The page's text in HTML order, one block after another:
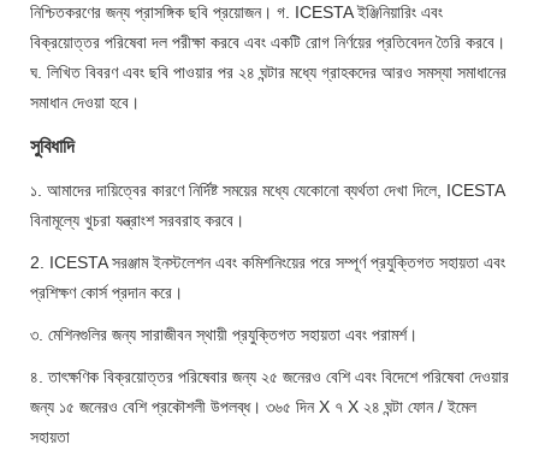
নিশ্চিতকরণের জন্য প্রাসঙ্গিক ছবি প্রয়োজন। গ. ICESTA ইঞ্জিনিয়ারিং এবং
বিক্রয়োত্তর পরিষেবা দল পরীক্ষা করবে এবং একটি রোগ নির্ণয়ের প্রতিবেদন তৈরি করবে।
ঘ. লিখিত বিবরণ এবং ছবি পাওয়ার পর ২৪ ঘন্টার মধ্যে গ্রাহকদের আরও সমস্যা সমাধানের
সমাধান দেওয়া হবে।
সুবিধাদি
১. আমাদের দায়িত্বের কারণে নির্দিষ্ট সময়ের মধ্যে যেকোনো ব্যর্থতা দেখা দিলে, ICESTA
বিনামূল্যে খুচরা যন্ত্রাংশ সরবরাহ করবে।
2. ICESTA সরঞ্জাম ইনস্টলেশন এবং কমিশনিংয়ের পরে সম্পূর্ণ প্রযুক্তিগত সহায়তা এবং
প্রশিক্ষণ কোর্স প্রদান করে।
৩. মেশিনগুলির জন্য সারাজীবন স্থায়ী প্রযুক্তিগত সহায়তা এবং পরামর্শ।
৪. তাৎক্ষণিক বিক্রয়োত্তর পরিষেবার জন্য ২৫ জনেরও বেশি এবং বিদেশে পরিষেবা দেওয়ার
জন্য ১৫ জনেরও বেশি প্রকৌশলী উপলব্ধ। ৩৬৫ দিন X ৭ X ২৪ ঘন্টা ফোন / ইমেল
সহায়তা